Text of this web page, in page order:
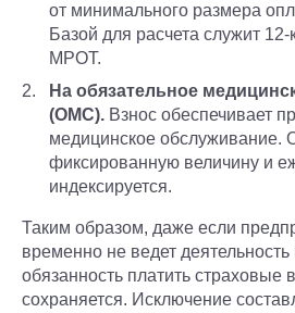
от минимального размера
Базой для расчета служит
МРОТ.
На обязательное
(ОМС). Взнос обеспечивает
медицинское обслуживание.
фиксированную величину и
индексируется.
Таким образом, даже если
временно не ведет
обязанность платить страховые
сохраняется. Исключение